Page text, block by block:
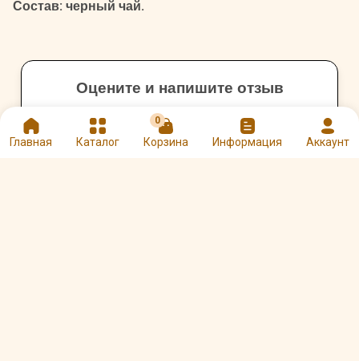
Главная Каталог
0
Корзина Информация Аккаунт
Состав: черный чай.
Оцените и напишите отзыв
★ ★ ★